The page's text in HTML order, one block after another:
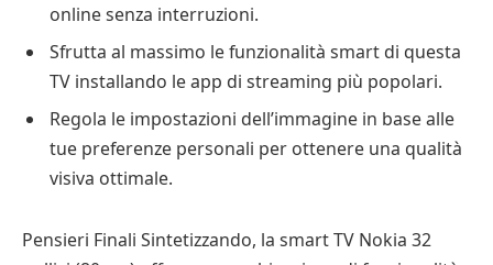
online senza interruzioni.
Sfrutta al massimo le funzionalità smart di questa
TV installando le app di streaming più popolari.
Regola le impostazioni dell’immagine in base alle
tue preferenze personali per ottenere una qualità
visiva ottimale.
Pensieri Finali Sintetizzando, la smart TV Nokia 32